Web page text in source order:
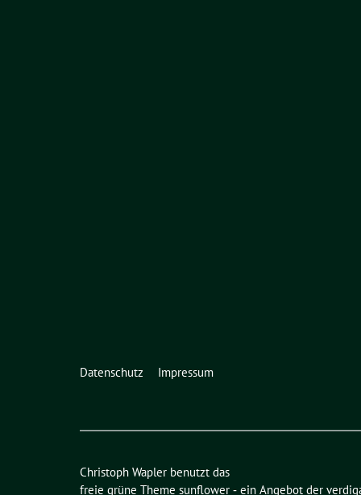
Datenschutz Impressum
Christoph Wapler benutzt das
freie grüne Theme sunflower ‐ ein Angebot der